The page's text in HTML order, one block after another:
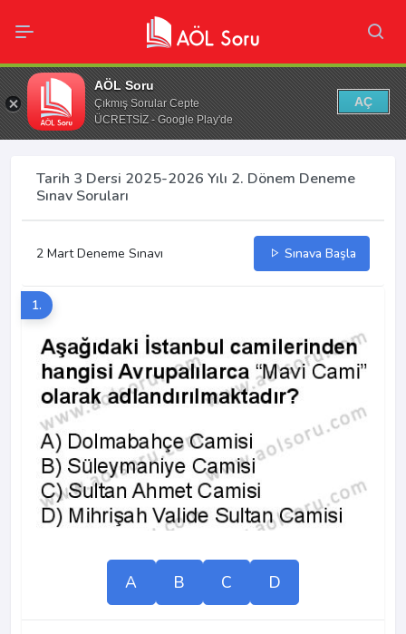
AÖL Soru
Çıkmış Sorular Cepte
ÜCRETSİZ - Google Play'de
AÇ
Tarih 3 Dersi 2025-2026 Yılı 2. Dönem Deneme
Sınav Soruları
2 Mart Deneme Sınavı Sınava Başla
1.
A B C D